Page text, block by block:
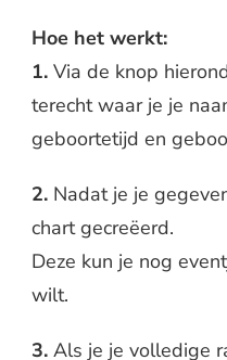
Hoe het werkt:
1. Via de knop
terecht waar je je
geboortetijd en
2. Nadat je je
chart gecreëerd.
Deze kun je nog
wilt.
3. Als je je volledige